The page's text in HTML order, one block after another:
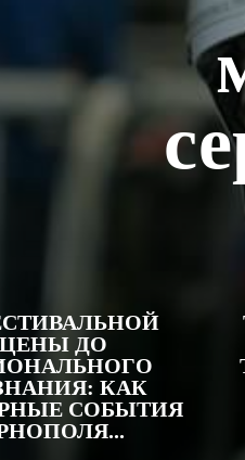
ДО
КАК
СОБЫТИЯ